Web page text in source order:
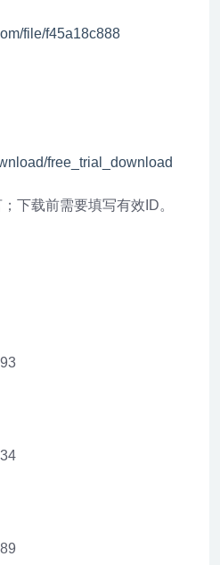
file/f45a18c888
free_trial_download
下载前需要填写有效ID。